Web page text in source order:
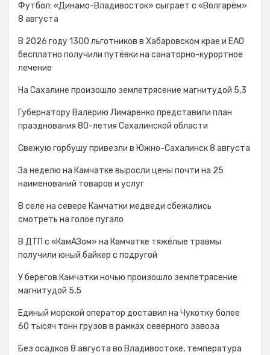
Футбол: «Динамо-Владивосток» сыграет с «Волгарём»
8 августа
В 2026 году 1300 льготников в Хабаровском крае и ЕАО
бесплатно получили путёвки на санаторно-курортное
лечение
На Сахалине произошло землетрясение магнитудой 5,3
Губернатору Валерию Лимаренко представили план
празднования 80-летия Сахалинской области
Свежую горбушу привезли в Южно-Сахалинск 8 августа
За неделю на Камчатке выросли цены почти на 25
наименований товаров и услуг
В селе на севере Камчатки медведи сбежались
смотреть на голое пугало
В ДТП с «КамАЗом» на Камчатке тяжёлые травмы
получили юный байкер с подругой
У берегов Камчатки ночью произошло землетрясение
магнитудой 5,5
Единый морской оператор доставил на Чукотку более
60 тысяч тонн грузов в рамках северного завоза
Без осадков 8 августа во Владивостоке, температура